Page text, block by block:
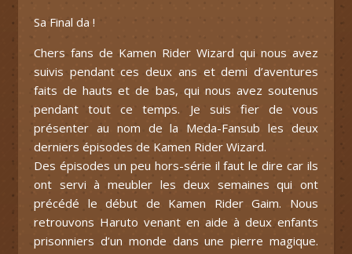
Sa Final da !
Chers fans de Kamen Rider Wizard qui nous avez
suivis pendant ces deux ans et demi d’aventures
faits de hauts et de bas, qui nous avez soutenus
pendant tout ce temps. Je suis fier de vous
présenter au nom de la Meda-Fansub les deux
derniers épisodes de Kamen Rider Wizard.
Des épisodes un peu hors-série il faut le dire car ils
ont servi à meubler les deux semaines qui ont
précédé le début de Kamen Rider Gaim. Nous
retrouvons Haruto venant en aide à deux enfants
prisonniers d’un monde dans une pierre magique.